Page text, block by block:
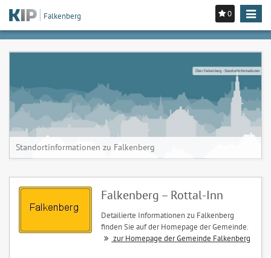
0
Toggle
Falkenberg
Über Falkenberg - Standortinformationen
Standortinformationen zu Falkenberg
Falkenberg – Rottal-Inn
Detailierte Informationen zu Falkenberg
finden Sie auf der Homepage der Gemeinde.
zur Homepage der Gemeinde Falkenberg